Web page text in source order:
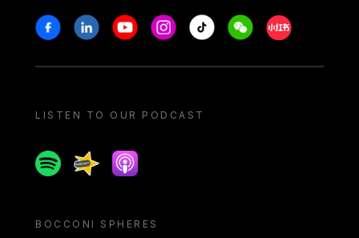
Stay in touch
FacebookLinkedinYoutubeInstagram
Tiktok WeechatXiaohongshu/
LISTEN TO OUR PODCAST
SpotifySpreakerApple podcast
BOCCONI SPHERES